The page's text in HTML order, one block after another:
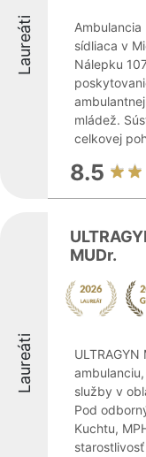
Laureáti
Ambulancia
sídliaca v
Nálepku
mládež.
celkovej
8.5
Laureáti
MUDr.
služby v
Pod
Kuchtu,